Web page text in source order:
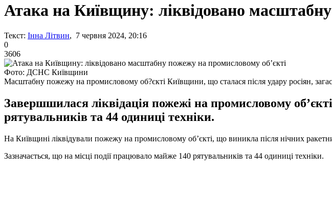
Атака на Київщину: ліквідовано
Текст: Інна Літвин, 7 червня 2024, 20:16
0
3606
Фото: ДСНС Київщини
Масштабну пожежу на промисловому об?єкті Київщини, що сталася після удару росіян,
Завершшилася ліквідація пожежі на промисловому
рятувальників та 44 одиниці техніки.
На Київщині ліквідували пожежу на промисловому обʼєкті, що виникла після нічних
Зазначається, що на місці події працювало майже 140 рятувальників та 44 одиниці техніки.